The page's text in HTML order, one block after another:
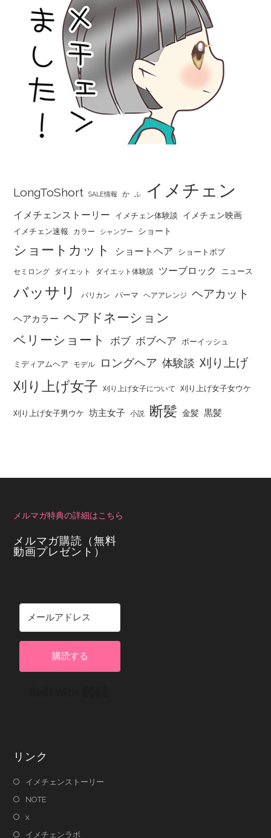
LongToShort SALE情報 か ふ イメチェン
イメチェンストーリー イメチェン体験談 イメチェン映画
イメチェン速報 カラー シャンプー ショート
ショートカット ショートヘア ショートボブ
セミロング ダイエット ダイエット体験談 ツーブロック ニュース
バッサリ バリカン パーマ ヘアアレンジ ヘアカット
ヘアカラー ヘアドネーション
ベリーショート
ボブ ボブヘア ボーイッシュ
ミディアムヘア モデル ロングヘア 体験談 刈り上げ
刈り上げ女子 刈り上げ女子について 刈り上げ女子女ウケ
刈り上げ女子男ウケ 坊主女子 小説 断髪 金髪 黒髪
メルマガ特典の詳細はこちら
メルマガ購読（無料
動画プレゼント）
購読する
リンク
イメチェンストーリー
NOTE
x
イメチェンラボ